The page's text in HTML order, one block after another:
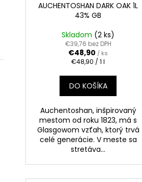
AUCHENTOSHAN DARK OAK 1L
43% GB
Skladom (2 ks)
€39,76 bez DPH
€48,90 / ks
Jednotková
€48,90 / 1 l
DO KOŠÍKA
Auchentoshan, inšpirovaný
mestom od roku 1823, má s
Glasgowom vzťah, ktorý trvá
celé generácie. V meste sa
stretáva...